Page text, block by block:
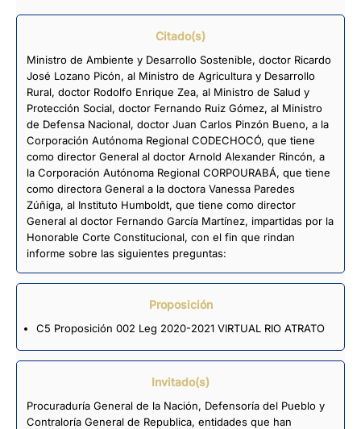
Citado(s)
Ministro de Ambiente y Desarrollo Sostenible, doctor Ricardo
José Lozano Picón, al Ministro de Agricultura y Desarrollo
Rural, doctor Rodolfo Enrique Zea, al Ministro de Salud y
Protección Social, doctor Fernando Ruiz Gómez, al Ministro
de Defensa Nacional, doctor Juan Carlos Pinzón Bueno, a la
Corporación Autónoma Regional CODECHOCÓ, que tiene
como director General al doctor Arnold Alexander Rincón, a
la Corporación Autónoma Regional CORPOURABÁ, que tiene
como directora General a la doctora Vanessa Paredes
Zúñiga, al Instituto Humboldt, que tiene como director
General al doctor Fernando García Martínez, impartidas por la
Honorable Corte Constitucional, con el fin que rindan
informe sobre las siguientes preguntas:
Proposición
C5 Proposición 002 Leg 2020-2021 VIRTUAL RIO ATRATO
Invitado(s)
Procuraduría General de la Nación, Defensoría del Pueblo y
Contraloría General de Republica, entidades que han